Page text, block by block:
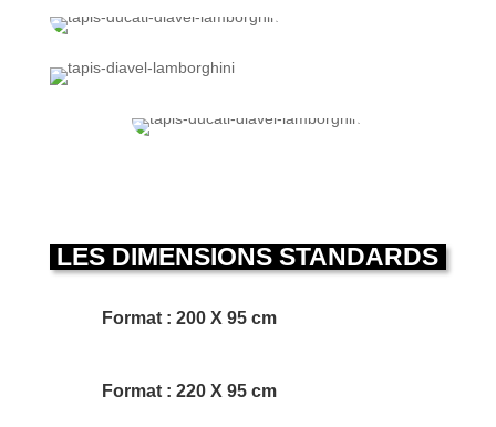
LES DIMENSIONS STANDARDS
Format : 200 X 95 cm
Format : 220 X 95 cm